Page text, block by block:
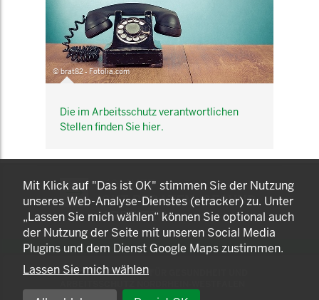
© brat82 - Fotolia.com
Die im Arbeitsschutz verantwortlichen
Stellen finden Sie hier.
KOMNET
GUT BERATEN. GESUND
ARBEITEN.
© 2025 LANDESAMT FÜR GESUNDHEIT UND
Mit Klick auf "Das ist OK" stimmen Sie der Nutzung
unseres Web-Analyse-Dienstes (etracker) zu. Unter
„Lassen Sie mich wählen“ können Sie optional auch
der Nutzung der Seite mit unseren Social Media
Plugins und dem Dienst Google Maps zustimmen.
Lassen Sie mich wählen